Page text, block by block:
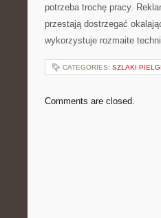
potrzeba trochę pracy.
przestają dostrzegać
wykorzystuje rozmaite
CATEGORIES: SZLAKI
Comments are closed.